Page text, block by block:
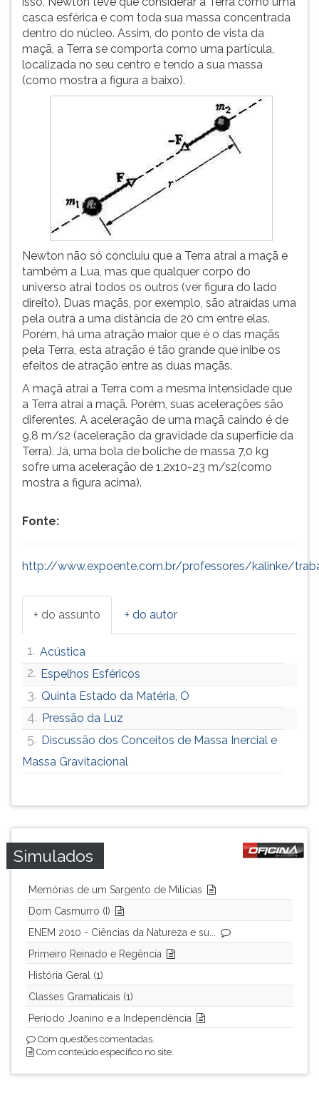
casca esférica e com toda sua massa concentrada
dentro do núcleo. Assim, do ponto de vista da
maçã, a Terra se comporta como uma partícula,
localizada no seu centro e tendo a sua massa
(como mostra a figura a baixo).
Newton não só concluiu que a Terra atrai a maçã e
também a Lua, mas que qualquer corpo do
universo atrai todos os outros (ver figura do lado
direito). Duas maçãs, por exemplo, são atraídas uma
pela outra a uma distância de 20 cm entre elas.
Porém, há uma atração maior que é o das maçãs
pela Terra, esta atração é tão grande que inibe os
efeitos de atração entre as duas maçãs.
A maçã atrai a Terra com a mesma intensidade que
a Terra atrai a maçã. Porém, suas acelerações são
diferentes. A aceleração de uma maçã caindo é de
9,8 m/s2 (aceleração da gravidade da superfície da
Terra). Já, uma bola de boliche de massa 7,0 kg
sofre uma aceleração de 1,2x10-23 m/s2(como
mostra a figura acima).
Fonte:
http://www.expoente.com.br/professores/kalinke/
+ do assunto + do autor
1. Acústica
2. Espelhos Esféricos
3. Quinta Estado da Matéria, O
4. Pressão da Luz
5. Discussão dos Conceitos de Massa Inercial e
Massa Gravitacional
Simulados
Memórias de um Sargento de Milícias
Dom Casmurro (I)
ENEM 2010 - Ciências da Natureza e su...
Primeiro Reinado e Regência
História Geral (1)
Classes Gramaticais (1)
Período Joanino e a Independência
Com questões comentadas.
Com conteúdo específico no site.